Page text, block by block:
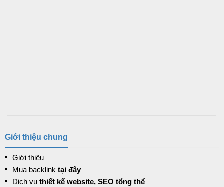
Giới thiệu chung
Giới thiệu
Mua backlink tại đây
Dịch vụthiết kế website, SEO tổng thể